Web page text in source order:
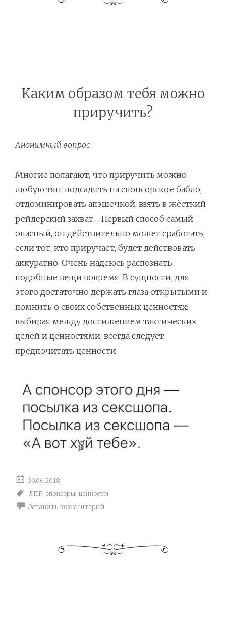
Каким образом тебя можно
приручить?
Анонимный вопрос
Многие полагают, что приручить можно
любую тян: подсадить на спонсорское бабло,
отдоминировать апэшечкой, взять в жёсткий
рейдерский захват… Первый способ самый
опасный, он действительно может сработать,
если тот, кто приручает, будет действовать
аккуратно. Очень надеюсь распознать
подобные вещи вовремя. В сущности, для
этого достаточно держать глаза открытыми и
помнить о своих собственных ценностях:
выбирая между достижением тактических
целей и ценностями, всегда следует
предпочитать ценности.
09.06.2018
ЛПР спонсоры ценности
Оставить комментарий